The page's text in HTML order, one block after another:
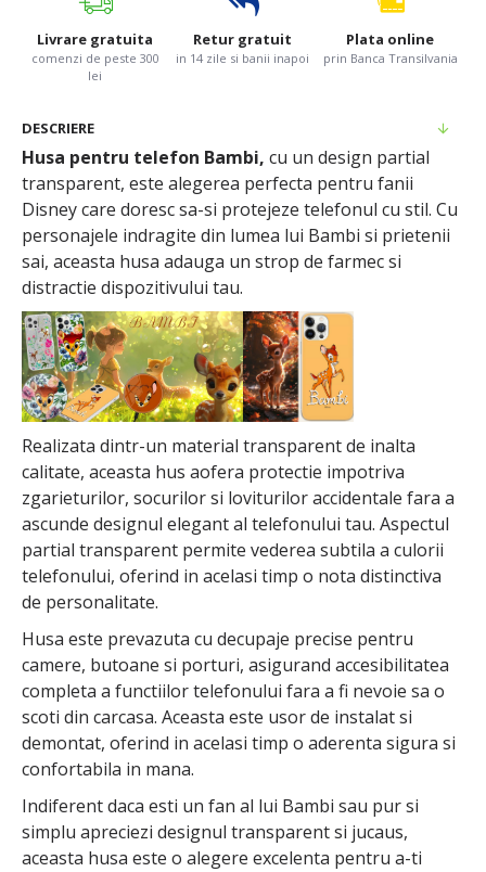
Livrare gratuita
comenzi de peste 300
lei
Retur gratuit
in 14 zile si banii inapoi
Plata online
prin Banca Transilvania
DESCRIERE
Husa pentru telefon Bambi, cu un design partial
transparent, este alegerea perfecta pentru fanii
Disney care doresc sa-si protejeze telefonul cu stil. Cu
personajele indragite din lumea lui Bambi si prietenii
sai, aceasta husa adauga un strop de farmec si
distractie dispozitivului tau.
Realizata dintr-un material transparent de inalta
calitate, aceasta hus aofera protectie impotriva
zgarieturilor, socurilor si loviturilor accidentale fara a
ascunde designul elegant al telefonului tau. Aspectul
partial transparent permite vederea subtila a culorii
telefonului, oferind in acelasi timp o nota distinctiva
de personalitate.
Husa este prevazuta cu decupaje precise pentru
camere, butoane si porturi, asigurand accesibilitatea
completa a functiilor telefonului fara a fi nevoie sa o
scoti din carcasa. Aceasta este usor de instalat si
demontat, oferind in acelasi timp o aderenta sigura si
confortabila in mana.
Indiferent daca esti un fan al lui Bambi sau pur si
simplu apreciezi designul transparent si jucaus,
aceasta husa este o alegere excelenta pentru a-ti